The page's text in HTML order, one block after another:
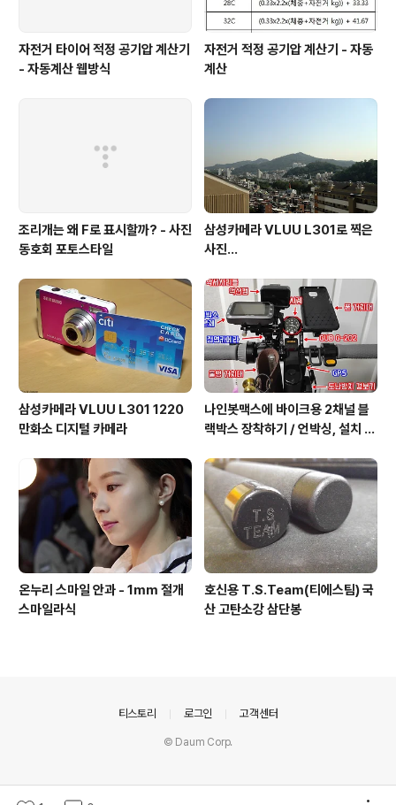
자전거 타이어 적정 공기압 계산기
- 자동계산 웹방식
자전거 적정 공기압 계산기 - 자동
계산
조리개는 왜 F로 표시할까? - 사진
동호회 포토스타일
삼성카메라 VLUU L301로 찍은
사진...
삼성카메라 VLUU L301 1220
만화소 디지털 카메라
나인봇맥스에 바이크용 2채널 블
랙박스 장착하기 / 언박싱, 설치 그
온누리 스마일 안과 - 1mm 절개
스마일라식
호신용 T.S.Team(티에스팀) 국
산 고탄소강 삼단봉
티스토리 로그인 고객센터
© Daum Corp.